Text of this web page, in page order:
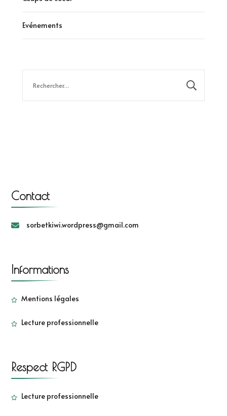
Evénements
Contact
sorbetkiwi.wordpress@gmail.com
Informations
Mentions légales
Lecture professionnelle
Respect RGPD
Lecture professionnelle